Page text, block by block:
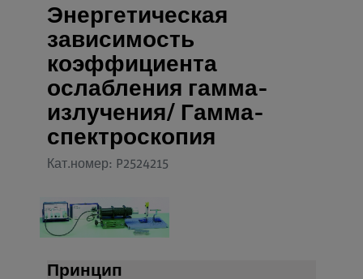
Энергетическая
зависимость
коэффициента
ослабления гамма-
излучения/ Гамма-
спектроскопия
Кат.номер: P2524215
Принцип